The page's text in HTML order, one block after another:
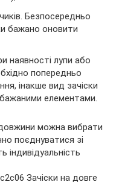
Безпосередньо
бажано оновити
наявності лупи або
попередньо
інакше вид зачіски
елементами.
можна вибрати
поєднуватися зі
індивідуальність